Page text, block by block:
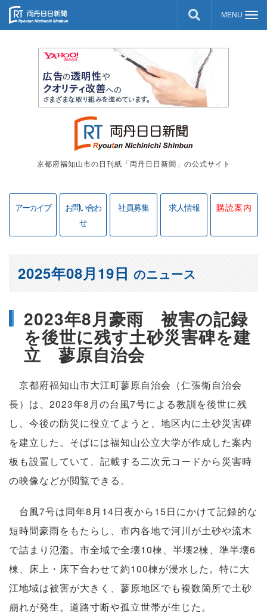
京都府福知山市の日刊紙「両丹日日新聞」の公式サイト
アーカイブ
お問い合わ
せ
社員募集 求人情報 購読案内
2023年8月豪雨 被害の記録
を後世に残す土砂災害碑を建
立 蓼原自治会
2025年08月19日のニュース
京都府福知山市大江町蓼原自治会（仁張衛自治会
長）は、2023年8月の台風7号による教訓を後世に残
し、今後の防災に役立てようと、地区内に土砂災害碑
を建立した。そばには福知山公立大学が作成した案内
板も設置していて、記載する二次元コードから災害時
の映像などが閲覧できる。
台風7号は同年8月14日夜から15日にかけて記録的な
短時間豪雨をもたらし、市内各地で河川が土砂や流木
で詰まり氾濫。市全域で全壊10棟、半壊2棟、準半壊6
棟、床上・床下合わせて約100棟が浸水した。特に大
江地域は被害が大きく、蓼原地区でも複数箇所で土砂
崩れが発生。道路寸断や孤立世帯が生じた。